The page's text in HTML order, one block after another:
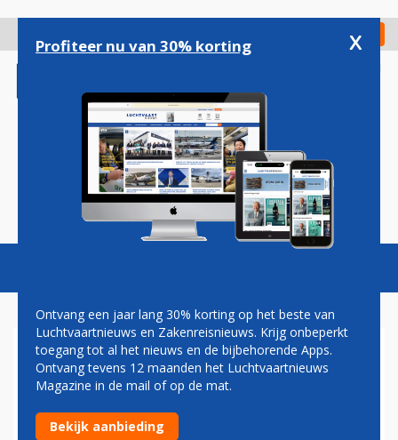
gaan
Check in
Magazine Podcasts Vacatures
KOREAN AIR NEEMT
CONCURRENT ASIANA
AIRLINES OVER
Profiteer nu van 30% korting x
Ontvang een jaar lang 30% korting op het beste van
Luchtvaartnieuws en Zakenreisnieuws. Krijg onbeperkt
toegang tot al het nieuws en de bijbehorende Apps.
Ontvang tevens 12 maanden het Luchtvaartnieuws
Magazine in de mail of op de mat.
Bekijk aanbieding